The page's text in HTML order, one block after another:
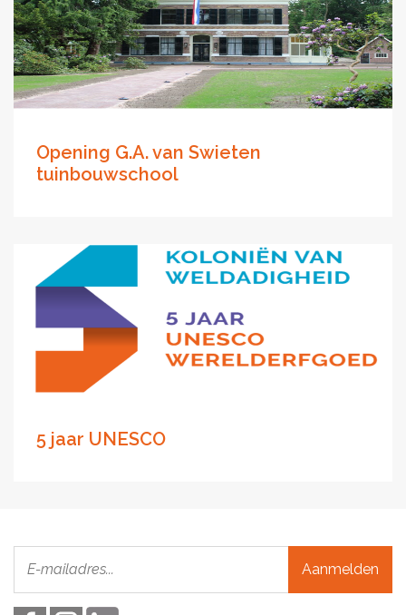
Opening G.A. van Swieten
tuinbouwschool
5 jaar UNESCO
Aanmelden